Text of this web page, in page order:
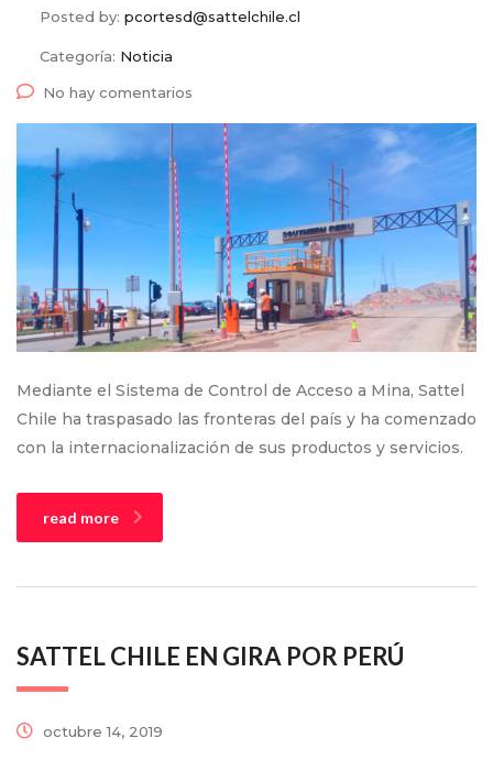
Posted by: pcortesd@sattelchile.cl
Categoría: Noticia
No hay comentarios
Mediante el Sistema de Control de Acceso a Mina, Sattel
Chile ha traspasado las fronteras del país y ha comenzado
con la internacionalización de sus productos y servicios.
read more
SATTEL CHILE EN GIRA POR PERÚ
octubre 14, 2019